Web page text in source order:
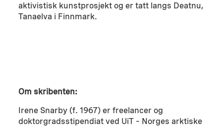
aktivistisk kunstprosjekt og er tatt langs Deatnu,
Tanaelva i Finnmark.
Om skribenten:
Irene Snarby (f. 1967) er freelancer og
doktorgradsstipendiat ved UiT – Norges arktiske